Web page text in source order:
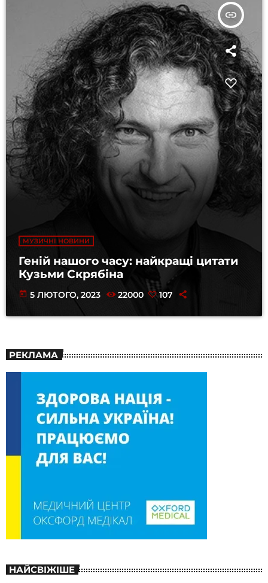
insert_link
МУЗИЧНІ НОВИНИ
Геній нашого часу: найкращі цитати
Кузьми Скрябіна
today 5 ЛЮТОГО, 2023 22000 107
РЕКЛАМА
НАЙСВІЖІШЕ